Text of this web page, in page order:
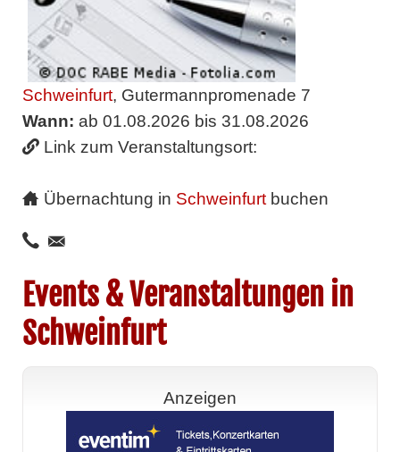
Schweinfurt, Gutermannpromenade 7
Wann: ab 01.08.2026 bis 31.08.2026
Link zum Veranstaltungsort:
Übernachtung in Schweinfurtbuchen
Events & Veranstaltungen in
Schweinfurt
Anzeigen